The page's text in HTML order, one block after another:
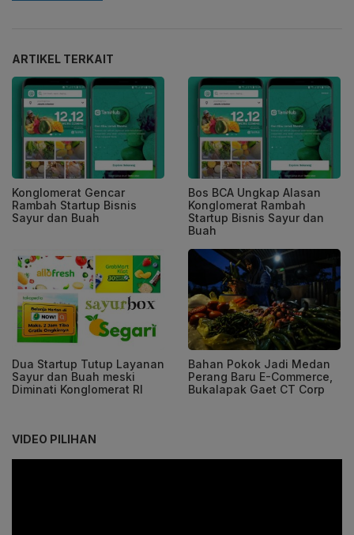
ARTIKEL TERKAIT
Konglomerat Gencar
Rambah Startup Bisnis
Sayur dan Buah
Bos BCA Ungkap Alasan
Konglomerat Rambah
Startup Bisnis Sayur dan
Buah
Dua Startup Tutup Layanan
Sayur dan Buah meski
Diminati Konglomerat RI
Bahan Pokok Jadi Medan
Perang Baru E-Commerce,
Bukalapak Gaet CT Corp
VIDEO PILIHAN